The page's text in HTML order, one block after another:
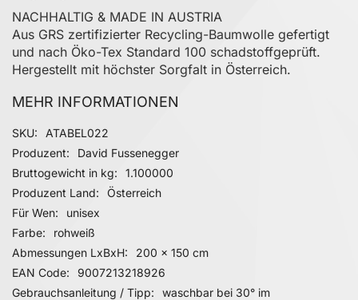
NACHHALTIG & MADE IN AUSTRIA
Aus GRS zertifizierter Recycling-Baumwolle gefertigt
und nach Öko-Tex Standard 100 schadstoffgeprüft.
Hergestellt mit höchster Sorgfalt in Österreich.
MEHR INFORMATIONEN
Mehr Informationen
SKU
ATABEL022
Produzent
David Fussenegger
Bruttogewicht in kg
1.100000
Produzent Land
Österreich
Für Wen
unisex
Farbe
rohweiß
Abmessungen LxBxH
200 x 150 cm
EAN Code
9007213218926
Gebrauchsanleitung / Tipp
waschbar bei 30° im